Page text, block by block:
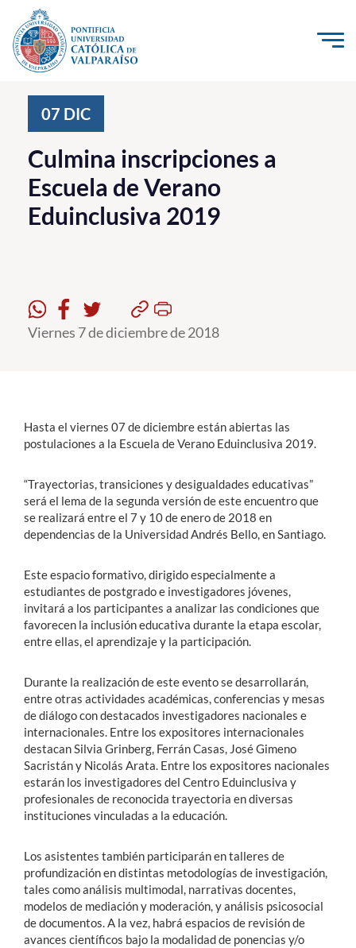
Click acá para ir directamente al contenido
Investigación, Creación e Innovación
PUCV Internacional
Vinculación con el Medio
Postgrado
Académicos
Alumni
07 DIC
Culmina inscripciones a
Escuela de Verano
Eduinclusiva 2019
Viernes 7 de diciembre de 2018
Hasta el viernes 07 de diciembre están abiertas las
postulaciones a la Escuela de Verano Eduinclusiva 2019.
“Trayectorias, transiciones y desigualdades educativas”
será el lema de la segunda versión de este encuentro que
se realizará entre el 7 y 10 de enero de 2018 en
dependencias de la Universidad Andrés Bello, en Santiago.
Este espacio formativo, dirigido especialmente a
estudiantes de postgrado e investigadores jóvenes,
invitará a los participantes a analizar las condiciones que
favorecen la inclusión educativa durante la etapa escolar,
entre ellas, el aprendizaje y la participación.
Durante la realización de este evento se desarrollarán,
entre otras actividades académicas, conferencias y mesas
de diálogo con destacados investigadores nacionales e
internacionales. Entre los expositores internacionales
destacan Silvia Grinberg, Ferrán Casas, José Gimeno
Sacristán y Nicolás Arata. Entre los expositores nacionales
estarán los investigadores del Centro Eduinclusiva y
profesionales de reconocida trayectoria en diversas
instituciones vinculadas a la educación.
Los asistentes también participarán en talleres de
profundización en distintas metodologías de investigación,
tales como análisis multimodal, narrativas docentes,
modelos de mediación y moderación, y análisis psicosocial
de documentos. A la vez, habrá espacios de revisión de
avances científicos bajo la modalidad de ponencias y/o